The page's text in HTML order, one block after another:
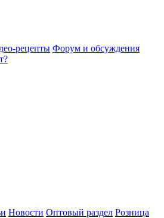
рецепты Форум и обсуждения
Новости Оптовый раздел Розница